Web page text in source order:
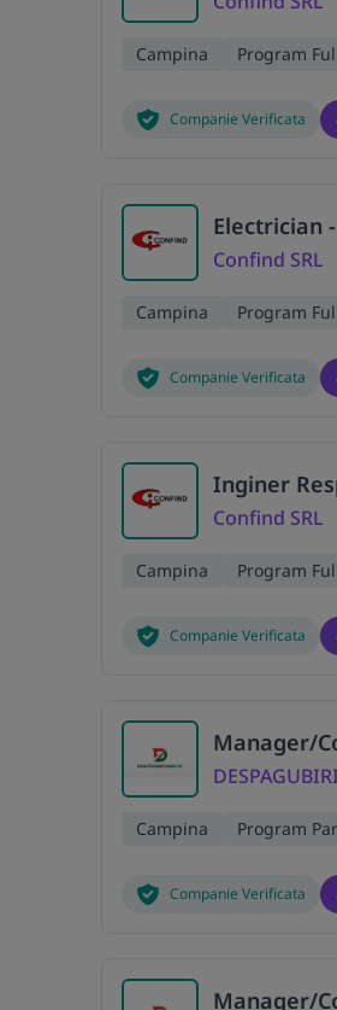
Campina Program
Companie Verificata
Electrician
Confind SRL
Campina Program
Companie Verificata
Inginer
Confind SRL
Campina Program
Companie Verificata
Manager/
Campina Program
Companie Verificata
Manager/